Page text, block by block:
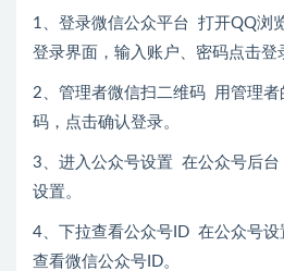
1、登录微信公众平台 打开QQ浏
登录界面，输入账户、密码点击登
2、管理者微信扫二维码 用管理者
码，点击确认登录。
3、进入公众号设置 在公众号后
设置。
4、下拉查看公众号ID 在公众号设
查看微信公众号ID。